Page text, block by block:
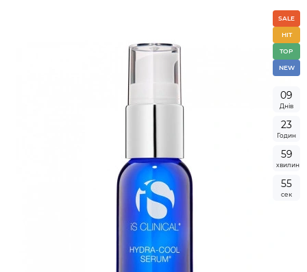
SALE
HIT
TOP
NEW
09
Днів
23
Годин
59
хвилин
54
сек